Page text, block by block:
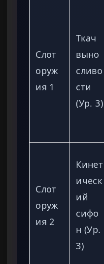
Слот
оруж
ия 1
Ткач
выно
сливо
сти
(Ур. 3)
Слот
оруж
ия 2
Кинет
ическ
ий
сифо
н (Ур.
3)